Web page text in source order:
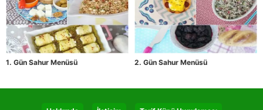
1. Gün Sahur Menüsü 2. Gün Sahur Menüsü